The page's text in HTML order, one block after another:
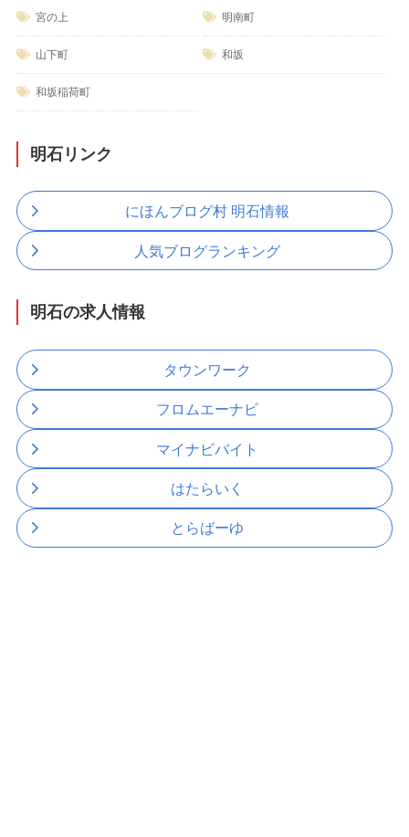
宮の上 明南町
山下町 和坂
和坂稲荷町
明石リンク
にほんブログ村 明石情報
人気ブログランキング
明石の求人情報
タウンワーク
フロムエーナビ
マイナビバイト
はたらいく
とらばーゆ